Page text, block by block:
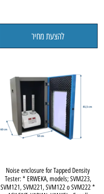
להצעת מחיר
Noise enclosure for Tapped Density
Tester: * ERWEKA, models; SVM223,
SVM121, SVM221, SVM122 o SVM222 *